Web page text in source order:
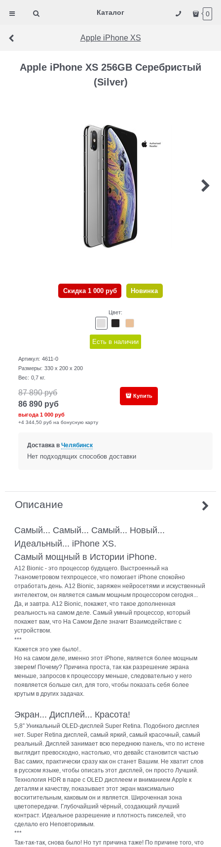
Каталог 0
Apple iPhone XS
Apple iPhone XS 256GB Серебристый
(Silver)
Скидка 1 000 руб Новинка
Цвет:
Есть в наличии
Артикул: 4611-0
Размеры: 330 x 200 x 200
Вес: 0,7 кг.
87 890 руб
86 890 руб
выгода1 000 руб
+4 344,50 руб на бонусную карту
Купить
Доставка в Челябинск
Нет подходящих способов доставки
Описание
Самый... Самый... Самый... Новый...
Идеальный... iPhone XS.
Самый мощный в Истории iPhone.
A12 Bionic - это процессор будущего. Выстроенный на
7нанометровом техпроцессе, что помогает iPhone спокойно
отработать день. A12 Bionic, заряжен нейросетями и искуственный
интелектом, он является самым мощным процессором сегодня...
Да, и завтра. A12 Bionic, покажет, что такое дополненная
реальность на самом деле. Самый умный процессор, который
покажет вам, что На Самом Деле значит Взаимодействие с
устройством.
***
Кажется это уже было!..
Но на самом деле, именно этот iPhone, является более мощным
зверем! Почему? Причина проста, так как разрешение экрана
меньше, запросов к процессору меньше, следовательно у него
появляется больше сил, для того, чтобы показать себя более
крутым в других задачах.
Экран... Дисплей... Красота!
5,8” Уникальный OLED‑дисплей Super Retina. Подобного дисплея
нет. Super Retina дисплей, самый яркий, самый красочный, самый
реальный. Дисплей занимает всю переднюю панель, что по истене
выглядит превосходно, настолько, что девайс становится частью
Вас самих, практически сразу как он станет Вашим. Не хватит слов
в русском языке, чтобы описать этот дисплей, он просто Лучший.
Технология HDR в паре с OLED дисплеем и вниманием Apple к
деталям и качеству, показывает этот экран максимально
восхитительным, каковым он и является. Широченная зона
цветопередачи. Глубочайший чёрный, создающий лучший
контраст. Идеальное разрешение и плотность пикселей, что
сделало его Неповторимым.
***
Так-так-так, снова было! Но тут причина таже! По причине того, что